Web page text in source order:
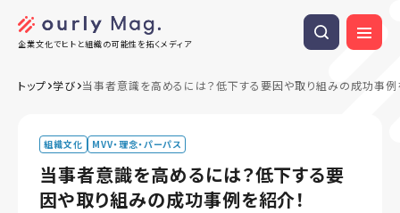
企業文化でヒトと組織の可能性を拓くメディア
トップ 学び 当事者意識を高めるには？低下する要因や取り組みの成功事例
組織文化 MVV・理念・パーパス
当事者意識を高めるには？低下する要
因や取り組みの成功事例を紹介！